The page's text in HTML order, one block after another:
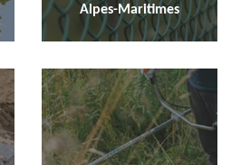
Alpes-Maritimes